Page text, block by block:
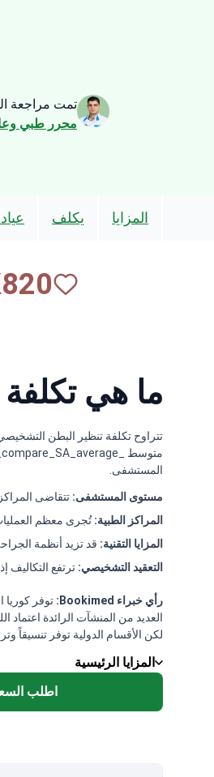
تمت مراجعة
محرر طبي
المزايا يكلف
820
ما هي
المستشفى.
مستوى المستشفى: تتقاضى المراكز
المراكز الطبية:تُجرى معظم
المزايا التقنية: قد تزيد أنظمة الجراحة
التعقيد التشخيصي: ترتفع التكاليف
رأي خبراء Bookimed:
لكن الأقسام الدولية توفر تنسيقاً
المزايا الرئيسية
اطلب